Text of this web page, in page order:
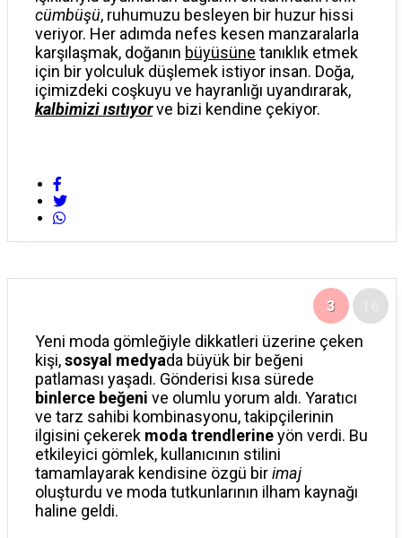
cümbüşü, ruhumuzu besleyen bir huzur hissi
veriyor. Her adımda nefes kesen manzaralarla
karşılaşmak, doğanın büyüsüne tanıklık etmek
için bir yolculuk düşlemek istiyor insan. Doğa,
içimizdeki coşkuyu ve hayranlığı uyandırarak,
kalbimizi ısıtıyorve bizi kendine çekiyor.
3
Yeni moda gömleğiyle dikkatleri üzerine çeken
kişi,sosyal medyada büyük bir beğeni
patlaması yaşadı. Gönderisi kısa sürede
binlerce beğeni ve olumlu yorum aldı. Yaratıcı
ve tarz sahibi kombinasyonu, takipçilerinin
ilgisini çekerek moda trendlerineyön verdi. Bu
etkileyici gömlek, kullanıcının stilini
tamamlayarak kendisine özgü birimaj
oluşturdu ve moda tutkunlarının ilham kaynağı
haline geldi.